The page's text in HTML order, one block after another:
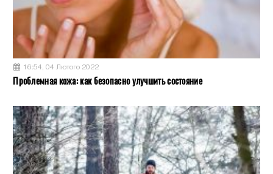
16:54, 04 Лютого 2022
Проблемная кожа: как безопасно улучшить состояние